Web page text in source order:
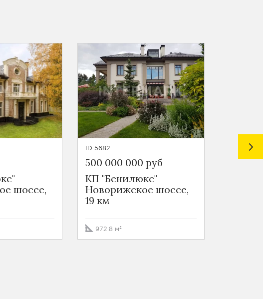
шоссе,
ID 5682
500 000 000 руб
КП "Бенилюкс"
Новорижское шоссе,
19 км
972.8 м²
ID 5763
855